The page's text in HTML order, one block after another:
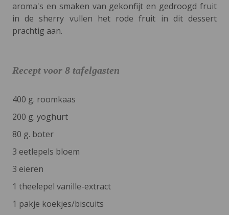
aroma's en smaken van gekonfijt en gedroogd fruit
in de sherry vullen het rode fruit in dit dessert
prachtig aan.
Recept voor 8 tafelgasten
400 g. roomkaas
200 g. yoghurt
80 g. boter
3 eetlepels bloem
3 eieren
1 theelepel vanille-extract
1 pakje koekjes/biscuits